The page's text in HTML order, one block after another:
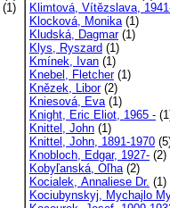
(1)
Klimtová, Vítězslava,
Klocková, Monika(1)
Kludská, Dagmar(1)
Klys, Ryszard (1)
Kmínek, Ivan (1)
Knebel, Fletcher(1)
Knězek, Libor(2)
Kniesová, Eva(1)
Knight, Eric Eliot, 1965 -
Knittel, John (1)
Knittel, John, 1891-1970
Knobloch, Edgar, 1927- (2)
Kobyľanská, Oľha(2)
Kocialek, Annaliese Dr. (1)
Kociubynskyj, Mychajlo